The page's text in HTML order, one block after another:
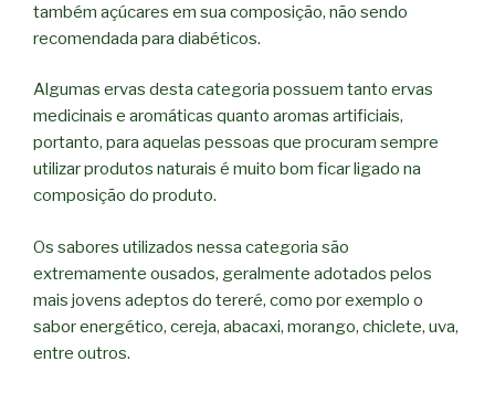
também açúcares em sua composição, não sendo
recomendada para diabéticos.
Algumas ervas desta categoria possuem tanto ervas
medicinais e aromáticas quanto aromas artificiais,
portanto, para aquelas pessoas que procuram sempre
utilizar produtos naturais é muito bom ficar ligado na
composição do produto.
Os sabores utilizados nessa categoria são
extremamente ousados, geralmente adotados pelos
mais jovens adeptos do tereré, como por exemplo o
sabor energético, cereja, abacaxi, morango, chiclete, uva,
entre outros.